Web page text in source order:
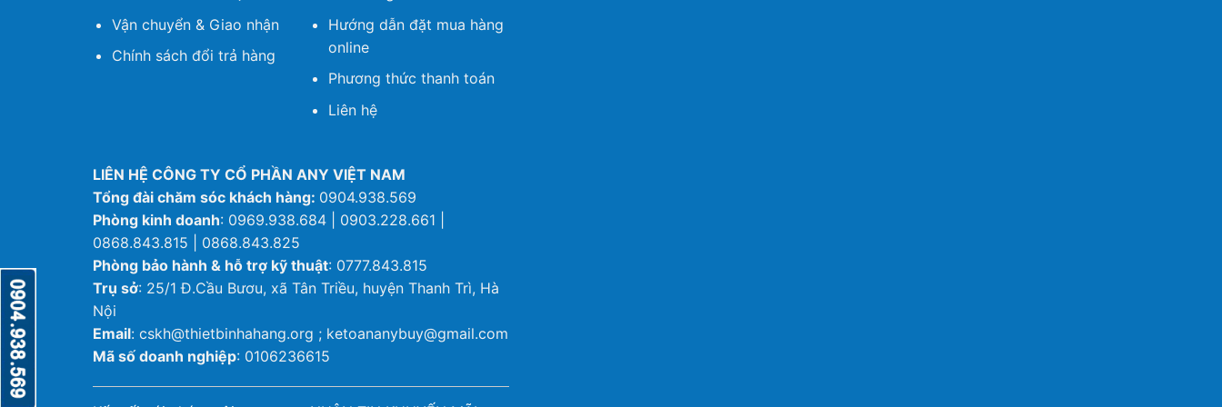
Vận chuyển & Giao nhận
Chính sách đổi trả hàng
Hướng dẫn đặt mua hàng
online
Phương thức thanh toán
Liên hệ
LIÊN HỆ CÔNG TY CỔ PHẦN ANY VIỆT NAM
Tổng đài chăm sóc khách hàng: 0904.938.569
Phòng kinh doanh: 0969.938.684 | 0903.228.661 |
0868.843.815 | 0868.843.825
Phòng bảo hành & hỗ trợ kỹ thuật: 0777.843.815
Trụ sở: 25/1 Đ.Cầu Bươu, xã Tân Triều, huyện Thanh Trì, Hà
Nội
Email: cskh@thietbinhahang.org ; ketoananybuy@gmail.com
Mã số doanh nghiệp: 0106236615